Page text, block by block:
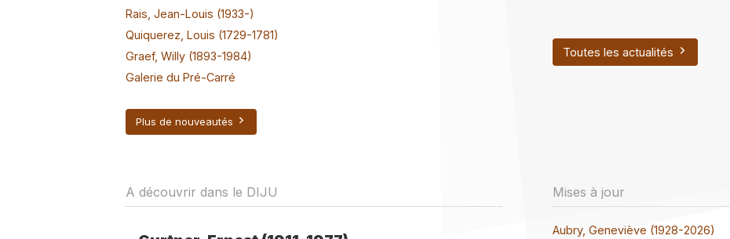
Rais, Jean-Louis (1933-)
Quiquerez, Louis (1729-1781)
Graef, Willy (1893-1984)
Galerie du Pré-Carré
Plus de nouveautés
Toutes les actualités
A découvrir dans le DIJU Mises à jour
Aubry, Geneviève (1928-2026)